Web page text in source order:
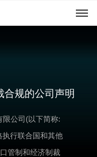
合规的公司声明
公司(以下简称:
行联合国和其他
管制和经济制裁